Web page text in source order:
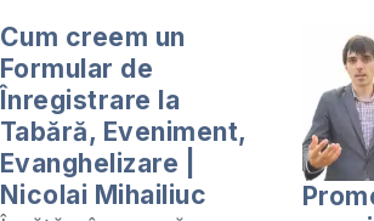
Cum creem un
Formular de
Înregistrare la
Tabără, Eveniment,
Evanghelizare |
Nicolai Mihailiuc